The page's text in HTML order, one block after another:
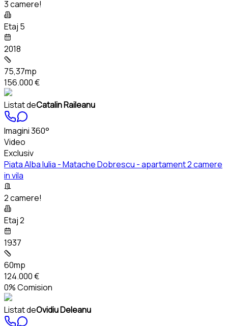
3 camere!
Etaj 5
2018
75,37mp
156.000 €
Listat deCatalin Raileanu
Imagini 360°
Video
Exclusiv
Piata Alba Iulia - Matache Dobrescu - apartament 2 camere
in vila
2 camere!
Etaj 2
1937
60mp
124.000 €
0% Comision
Listat deOvidiu Deleanu